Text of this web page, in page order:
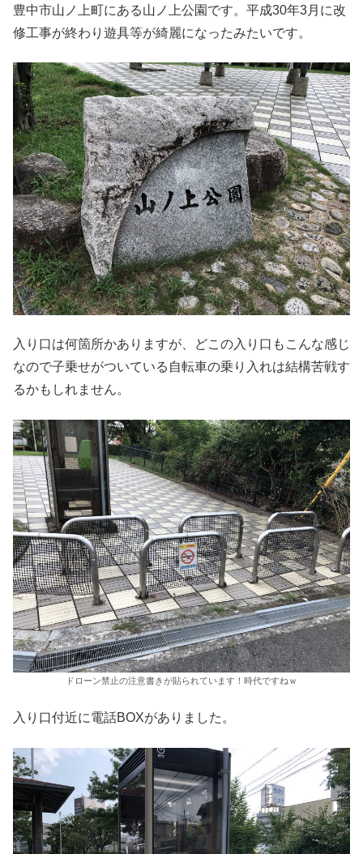
豊中市山ノ上町にある山ノ上公園です。平成30年3月に改
修工事が終わり遊具等が綺麗になったみたいです。
入り口は何箇所かありますが、どこの入り口もこんな感じ
なので子乗せがついている自転車の乗り入れは結構苦戦す
るかもしれません。
ドローン禁止の注意書きが貼られています！時代ですねｗ
入り口付近に電話BOXがありました。